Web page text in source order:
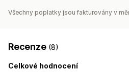
Všechny poplatky jsou fakturovány v
Recenze (8)
Celkové hodnocení